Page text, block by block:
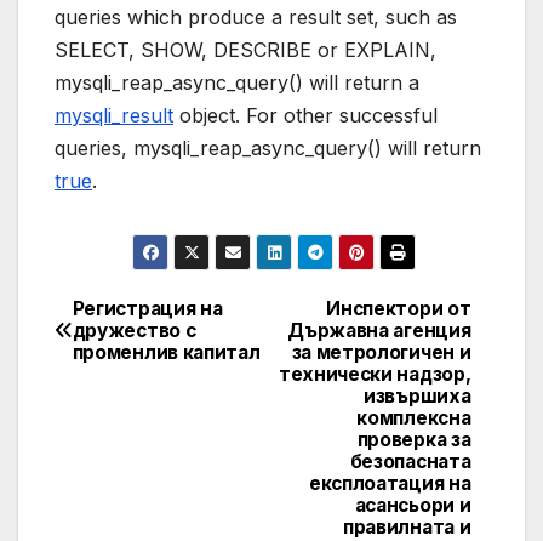
queries which produce a result set, such as
SELECT, SHOW, DESCRIBE or EXPLAIN,
mysqli_reap_async_query() will return a
mysqli_result object. For other successful
queries, mysqli_reap_async_query() will return
true.
Post
navigation
Инспектори от
Държавна агенция
за метрологичен и
технически надзор,
извършиха
комплексна
проверка за
безопасната
експлоатация на
асансьори и
правилната и
Регистрация на
дружество с
променлив капитал